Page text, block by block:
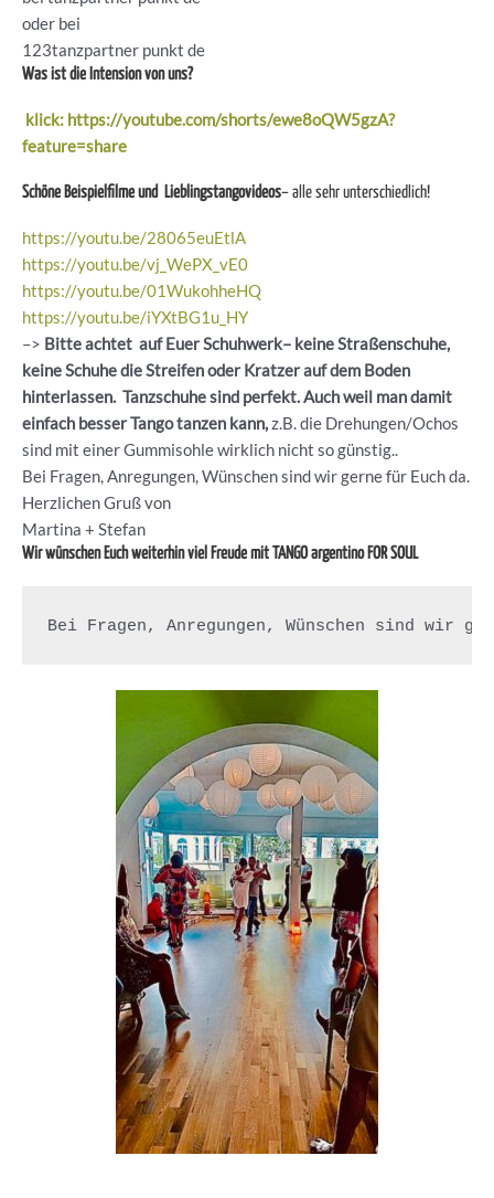
oder bei
123tanzpartner punkt de
Was ist die Intension von uns?
klick: https://youtube.com/shorts/ewe8oQW5gzA?
feature=share
Schöne Beispielfilme und Lieblingstangovideos– alle sehr unterschiedlich!
https://youtu.be/28065euEtlA
https://youtu.be/vj_WePX_vE0
https://youtu.be/01WukohheHQ
https://youtu.be/iYXtBG1u_HY
–> Bitte achtet auf Euer Schuhwerk– keine Straßenschuhe,
keine Schuhe die Streifen oder Kratzer auf dem Boden
hinterlassen. Tanzschuhe sind perfekt. Auch weil man damit
einfach besser Tango tanzen kann,z.B. die Drehungen/Ochos
sind mit einer Gummisohle wirklich nicht so günstig..
Bei Fragen, Anregungen, Wünschen sind wir gerne für Euch da.
Herzlichen Gruß von
Martina + Stefan
Wir wünschen Euch weiterhin viel Freude mit TANGO argentino FOR SOUL
Bei Fragen, Anregungen, Wünschen sind wir